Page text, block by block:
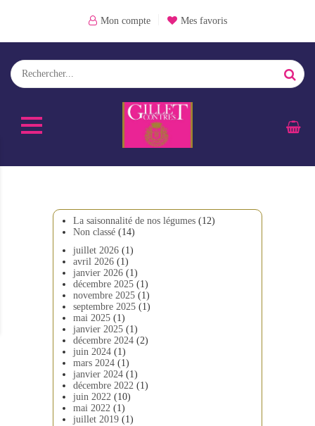
Mon compte Mes favoris
La saisonnalité de nos légumes(12)
Non classé(14)
juillet 2026(1)
avril 2026(1)
janvier 2026(1)
décembre 2025(1)
novembre 2025(1)
septembre 2025(1)
mai 2025(1)
janvier 2025(1)
décembre 2024(2)
juin 2024(1)
mars 2024(1)
janvier 2024(1)
décembre 2022(1)
juin 2022(10)
mai 2022(1)
juillet 2019(1)